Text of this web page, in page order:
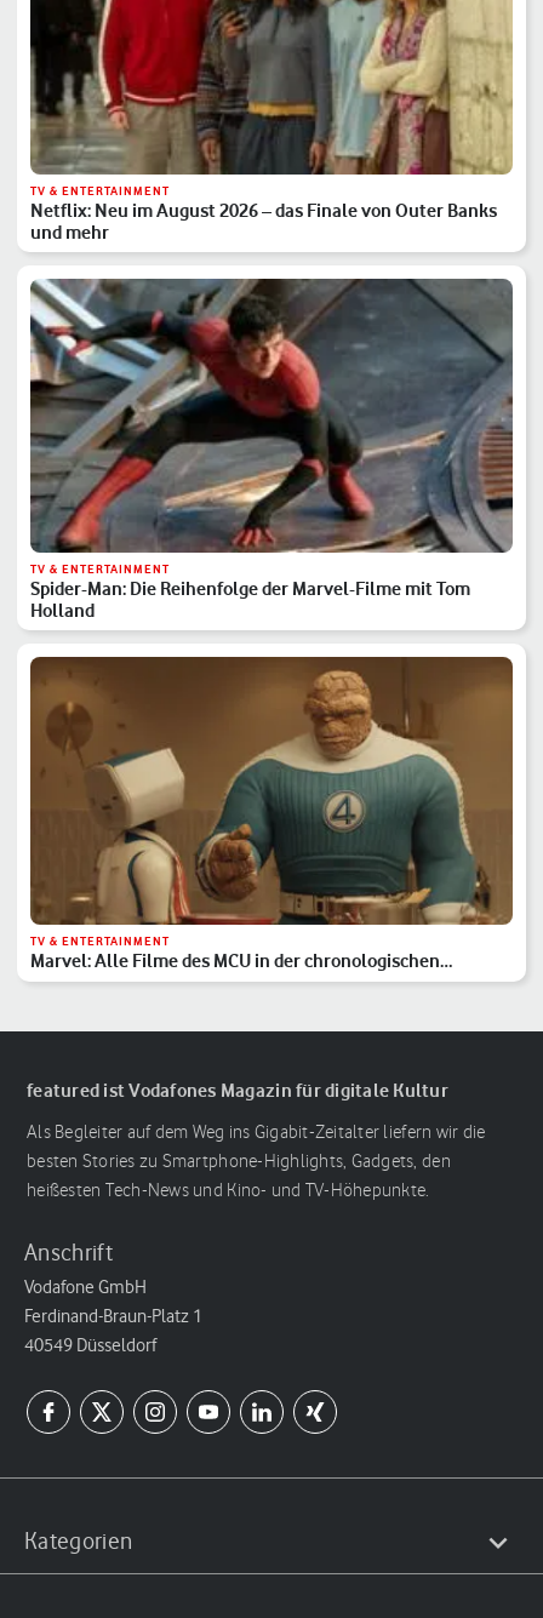
TV & ENTERTAINMENT
Netflix: Neu im August 2026 – das Finale von Outer Banks
und mehr
TV & ENTERTAINMENT
Spider-Man: Die Reihenfolge der Marvel-Filme mit Tom
Holland
TV & ENTERTAINMENT
Marvel: Alle Filme des MCU in der chronologischen
Reihenfolge
featured ist Vodafones Magazin für digitale Kultur
Als Begleiter auf dem Weg ins Gigabit-Zeitalter liefern wir die
besten Stories zu Smartphone-Highlights, Gadgets, den
heißesten Tech-News und Kino- und TV-Höhepunkte.
Anschrift
Vodafone GmbH
Ferdinand-Braun-Platz 1
40549 Düsseldorf
Kategorien